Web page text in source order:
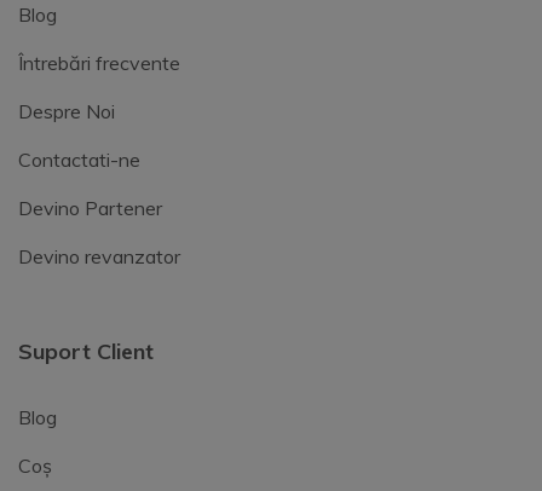
Blog
Întrebări frecvente
Despre Noi
Contactati-ne
Devino Partener
Devino revanzator
Suport Client
Blog
Coș